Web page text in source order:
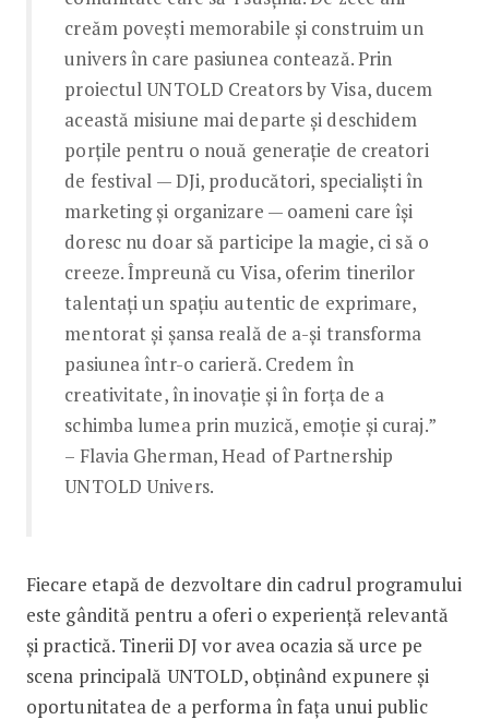
creăm povești memorabile și construim un
univers în care pasiunea contează. Prin
proiectul UNTOLD Creators by Visa, ducem
această misiune mai departe și deschidem
porțile pentru o nouă generație de creatori
de festival — DJi, producători, specialiști în
marketing și organizare — oameni care își
doresc nu doar să participe la magie, ci să o
creeze. Împreună cu Visa, oferim tinerilor
talentați un spațiu autentic de exprimare,
mentorat și șansa reală de a-și transforma
pasiunea într-o carieră. Credem în
creativitate, în inovație și în forța de a
schimba lumea prin muzică, emoție și curaj.”
– Flavia Gherman, Head of Partnership
UNTOLD Univers.
Fiecare etapă de dezvoltare din cadrul programului
este gândită pentru a oferi o experiență relevantă
și practică. Tinerii DJ vor avea ocazia să urce pe
scena principală UNTOLD, obținând expunere și
oportunitatea de a performa în fața unui public